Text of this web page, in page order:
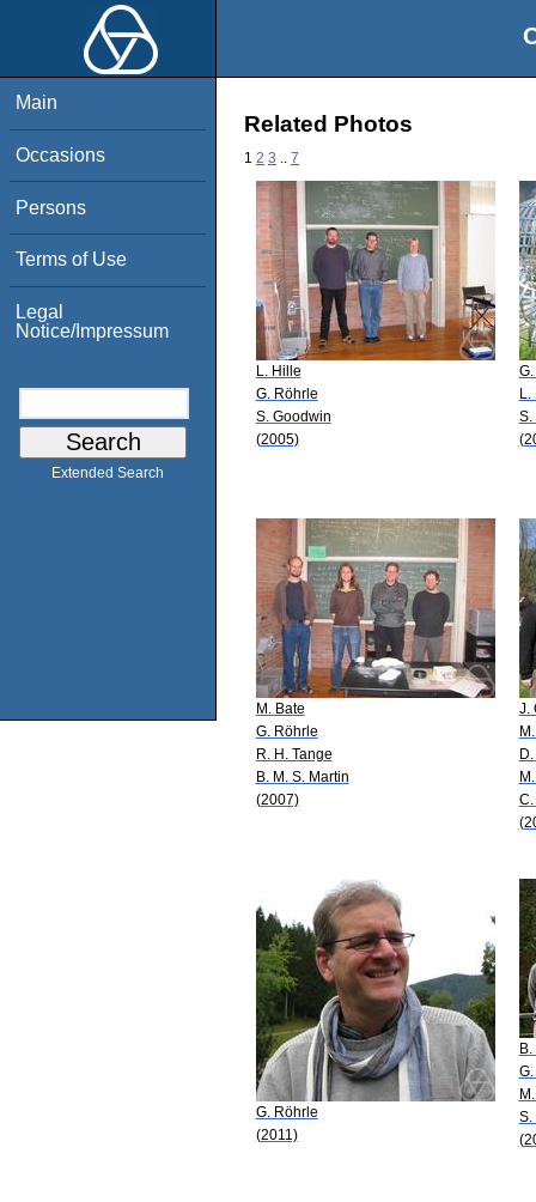
Main
Occasions
Persons
Terms of Use
Legal
Notice/Impressum
Extended Search
Related Photos
1 2 3 7
L. Hille
G. Röhrle
S. Goodwin
(2005)
L.
S.
M. Bate
G. Röhrle
R. H. Tange
B. M. S. Martin
(2007)
J.
C.
G. Röhrle
(2011)
S.